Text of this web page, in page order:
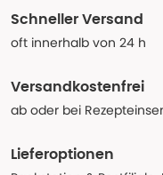
Schneller Versand
oft innerhalb von 24 h
Versandkostenfrei
ab oder bei
Lieferoptionen